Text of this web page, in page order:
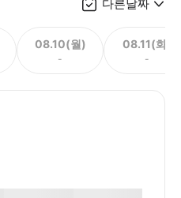
다른날짜
08.10(월)
-
08.11(화)
-